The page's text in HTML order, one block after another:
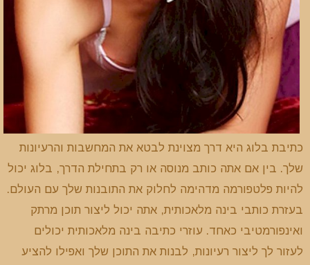
כתיבת בלוג היא דרך מצוינת לבטא את המחשבות והרעיונות
שלך. בין אם אתה כותב מנוסה או רק בתחילת הדרך, בלוג יכול
להיות פלטפורמה מדהימה לחלוק את התובנות שלך עם העולם.
בעזרת כותבי בינה מלאכותית, אתה יכול ליצור תוכן מרתק
ואינפורמטיבי כאחד. עוזרי כתיבה בינה מלאכותית יכולים
לעזור לך ליצור רעיונות, לבנות את התוכן שלך ואפילו להציע